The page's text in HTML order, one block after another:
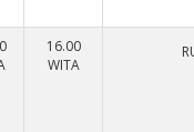
16.00
WITA